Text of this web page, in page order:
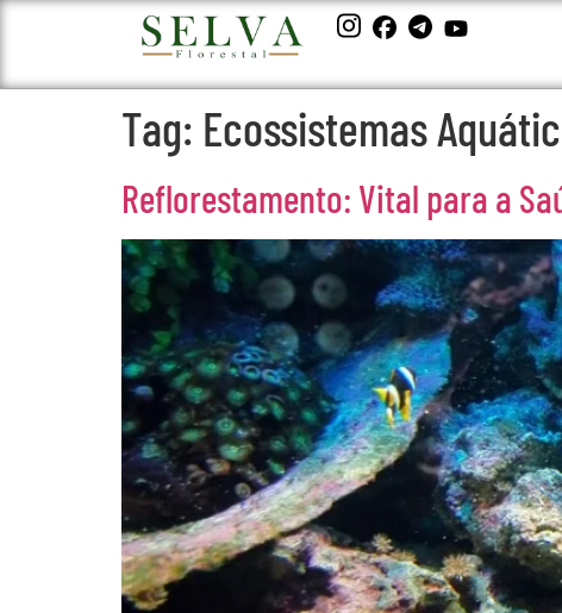
Tag: Ecossistemas
Reflorestamento: Vital para a